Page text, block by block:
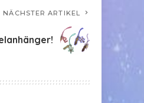
NÄCHSTER ARTIKEL